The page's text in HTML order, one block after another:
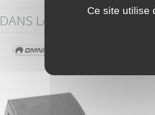
DANS LA MÊME CATÉGORIE
Ce site utilise